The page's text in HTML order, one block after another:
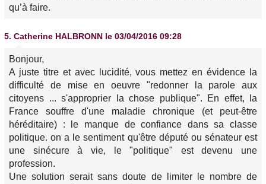
qu’à faire.
5. Catherine HALBRONN le 03/04/2016 09:28
Bonjour,
A juste titre et avec lucidité, vous mettez en évidence la
difficulté de mise en oeuvre "redonner la parole aux
citoyens ... s'approprier la chose publique". En effet, la
France souffre d'une maladie chronique (et peut-être
héréditaire) : le manque de confiance dans sa classe
politique. on a le sentiment qu'être député ou sénateur est
une sinécure à vie, le "politique" est devenu une
profession.
Une solution serait sans doute de limiter le nombre de